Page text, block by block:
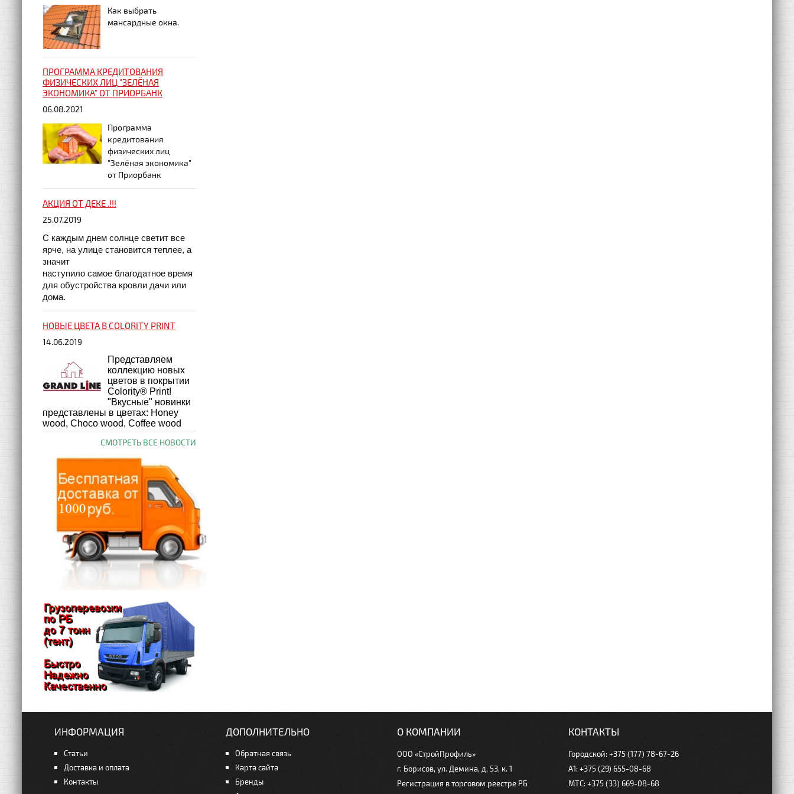
Как выбрать
мансардные окна.
ПРОГРАММА КРЕДИТОВАНИЯ
ФИЗИЧЕСКИХ ЛИЦ "ЗЕЛЁНАЯ
ЭКОНОМИКА" ОТ ПРИОРБАНК
06.08.2021
Программа
кредитования
физических лиц
"Зелёная экономика"
от Приорбанк
АКЦИЯ ОТ ДЕКЕ .!!!
25.07.2019
С каждым днем солнце светит все
ярче, на улице становится теплее, а
значит
наступило самое благодатное время
для обустройства кровли дачи или
дома.
НОВЫЕ ЦВЕТА В COLORITY PRINT
14.06.2019
Представляем
коллекцию новых
цветов в покрытии
Colority® Print!
"Вкусные" новинки
представлены в цветах: Honey
wood, Choco wood, Coffee wood
СМОТРЕТЬ ВСЕ НОВОСТИ
ИНФОРМАЦИЯ
Статьи
Доставка и оплата
Контакты
ДОПОЛНИТЕЛЬНО
Обратная связь
Карта сайта
Бренды
О КОМПАНИИ
ООО «СтройПрофиль»
г. Борисов, ул. Демина, д. 53, к. 1
Регистрация в торговом реестре РБ
КОНТАКТЫ
Городской: +375 (177) 78-67-26
А1: +375 (29) 655-08-68
МТС: +375 (33) 669-08-68